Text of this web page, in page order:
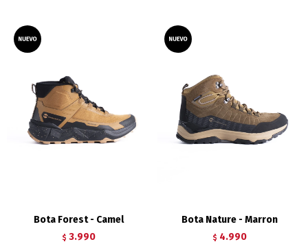
Bota Forest - Camel
$ 3.990
Bota Nature - Marron
$ 4.990